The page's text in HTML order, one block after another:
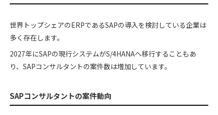
世界トップシェアのERPであるSAPの導入を検討している企業は
多く存在します。
2027年にSAPの現行システムがS/4HANAへ移行することもあ
り、SAPコンサルタントの案件数は増加しています。
SAPコンサルタントの案件動向